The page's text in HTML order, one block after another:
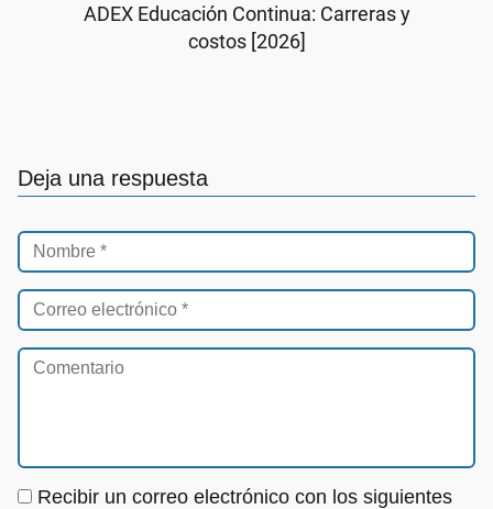
ADEX Educación Continua: Carreras y
costos [2026]
Deja una respuesta
Recibir un correo electrónico con los siguientes